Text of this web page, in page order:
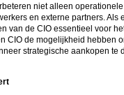
niet alleen
en externe partners.
van de CIO essentieel voor
CIO de mogelijkheid hebben
strategische aankopen